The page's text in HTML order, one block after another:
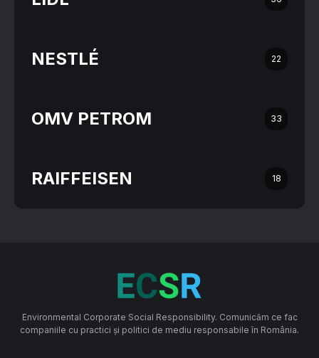
NESTLÉ 22
OMV PETROM 33
RAIFFEISEN 18
Environmental Corporate Social Responsibility. Comunicăm ce fac
companiile cu practici și politici de mediu responsabile în România.